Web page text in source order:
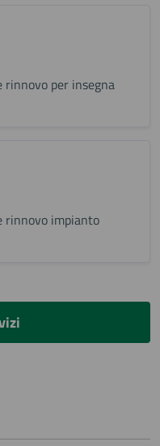
rinnovo per insegna
rinnovo impianto